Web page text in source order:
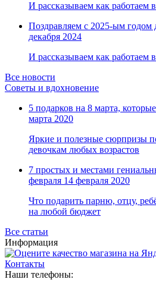
И рассказываем как работаем
Поздравляем с 2025-ым годом
декабря 2024
И рассказываем как работаем
Все новости
Советы и вдохновение
5 подарков на 8 марта,
марта 2020
Яркие и полезные сюрпризы
девочкам любых возрастов
7 простых и местами
февраля 14 февраля 2020
Что подарить парню, отцу,
на любой бюджет
Все статьи
Информация
Контакты
Наши телефоны: